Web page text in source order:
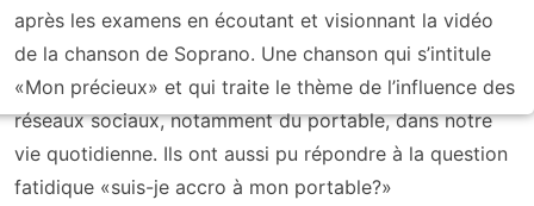
après les examens en écoutant et visionnant la vidéo
de la chanson de Soprano. Une chanson qui s’intitule
«Mon précieux» et qui traite le thème de l’influence des
réseaux sociaux, notamment du portable, dans notre
vie quotidienne. Ils ont aussi pu répondre à la question
fatidique «suis-je accro à mon portable?»